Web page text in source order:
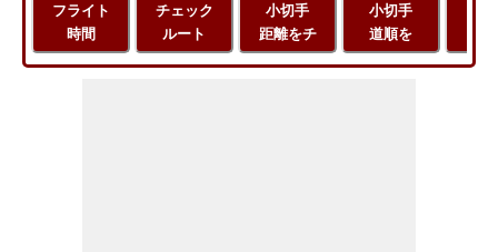
フライト
時間
チェック
ルート
小切手
距離をチ
小切手
道順を